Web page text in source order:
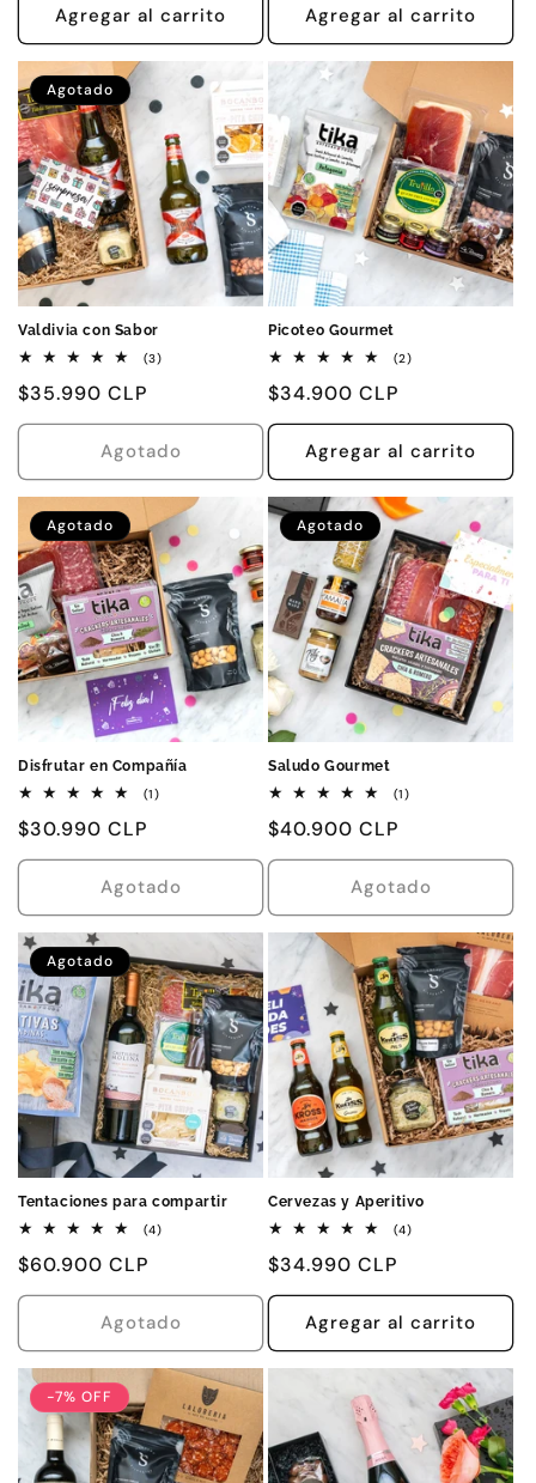
oferta
Agregar al carrito Agregar al carrito
Agotado
Valdivia con Sabor
(3)3
Precio
habitual
$35.990 CLP
Agotado
Picoteo Gourmet
(2)2
Precio
habitual
$34.900 CLP
Agregar al carrito
Agotado
Disfrutar en Compañía
(1)1
Precio
habitual
$30.990 CLP
Agotado
Agotado
Saludo Gourmet
(1)1
Precio
habitual
$40.900 CLP
Agotado
Agotado
Tentaciones para compartir
(4)4
Precio
habitual
$60.900 CLP
Agotado
Cervezas y Aperitivo
(4)4
Precio
habitual
$34.990 CLP
Agregar al carrito
-7% OFF